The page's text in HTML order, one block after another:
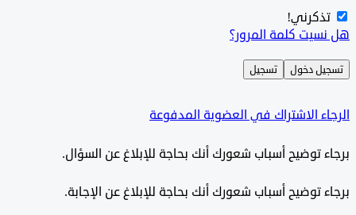
كلمة المرور؟
دخول تسجيل
الاشتراك في العضوية المدفوعة
توضيح أسباب شعورك أنك بحاجة للإبلاغ عن السؤال.
توضيح أسباب شعورك أنك بحاجة للإبلاغ عن الإجابة.